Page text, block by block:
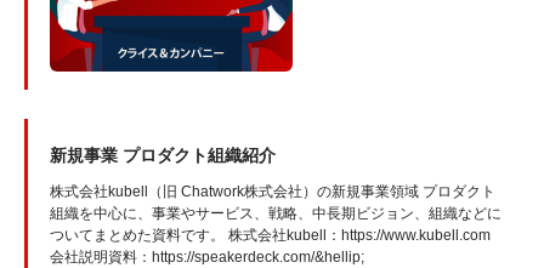
新規事業 プロダクト組織紹介
株式会社kubell（旧 Chatwork株式会社）の新規事業領域 プロダクト
組織を中心に、事業やサービス、戦略、中長期ビジョン、組織などに
ついてまとめた資料です。 株式会社kubell：https://www.kubell.com
会社説明資料：https://speakerdeck.com/&hellip;